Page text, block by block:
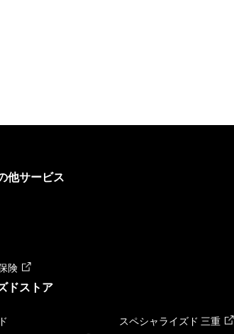
他サービス
険
ドストア
スペシャライズド 三重